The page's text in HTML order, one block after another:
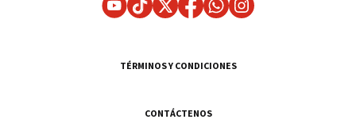
TÉRMINOS Y CONDICIONES
CONTÁCTENOS